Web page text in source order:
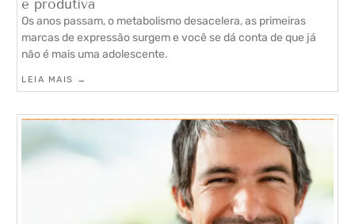
e produtiva
Os anos passam, o metabolismo desacelera, as primeiras
marcas de expressão surgem e você se dá conta de que já
não é mais uma adolescente.
LEIA MAIS →